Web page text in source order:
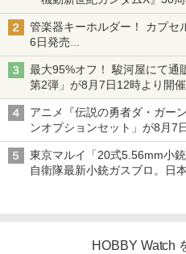
変形機構まで再現し最新フォ
管楽器キーホルダー！ カプセ
6日発売
チューバ、テナサクなど5種各
最大95%オフ！ 駿河屋にて通
第2弾」が8月7日12時より開催
アニメ『伝説の勇者ダ・ガー
ンオプションセット」が8月7
東京マルイ「20式5.56mm小
自衛隊最新小銃ガスブロ。日
HOBBY Watch